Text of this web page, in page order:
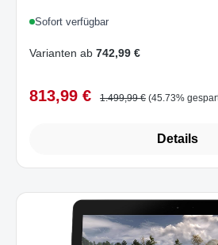
Sofort verfügbar
Varianten ab 742,99 €
Verkaufspreis:
813,99 € Regulärer Preis:
1.499,99 € (45.73%
Details